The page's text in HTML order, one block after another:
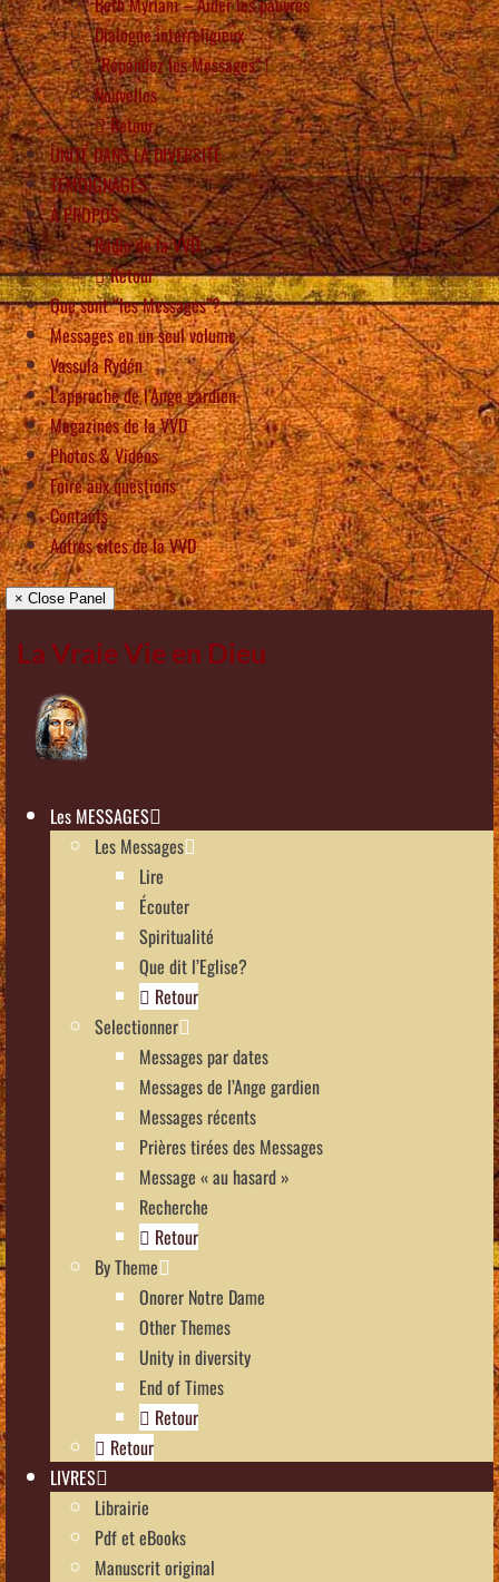
Dialogue interreligieux
“Répandez les Messages” !
Nouvelles
Retour
UNITÉ DANS LA DIVERSITÉ
TÉMOIGNAGES
À PROPOS
Radio de la VVD
Retour
Que sont “les Messages”?
Messages en un seul volume
Vassula Rydén
L’approche de l’Ange gardien
Magazines de la VVD
Photos & Vidéos
Foire aux questions
Contacts
Autres sites de la VVD
× Close Panel
La Vraie Vie en Dieu
Les MESSAGES
Les Messages
Lire
Écouter
Spiritualité
Que dit l’Eglise?
Retour
Selectionner
Messages par dates
Messages de l’Ange gardien
Messages récents
Prières tirées des Messages
Message « au hasard »
Recherche
Retour
By Theme
Onorer Notre Dame
Other Themes
Unity in diversity
End of Times
Retour
Retour
LIVRES
Librairie
Pdf et eBooks
Manuscrit original